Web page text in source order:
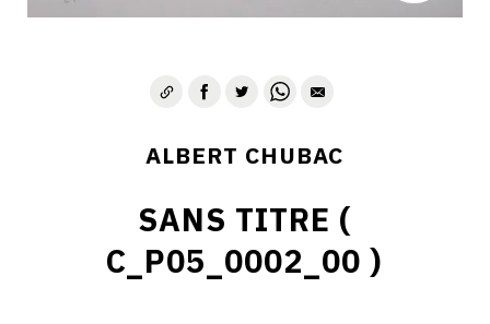
ALBERT CHUBAC
SANS TITRE (
C_P05_0002_00 )